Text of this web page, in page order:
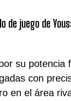
juego de
su potencia
con
en el área